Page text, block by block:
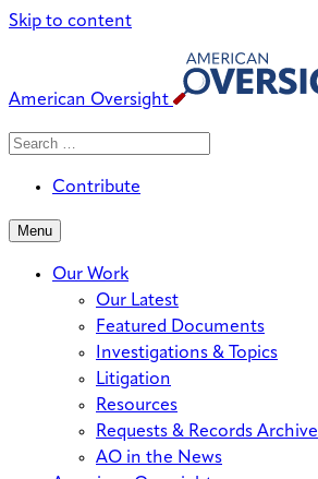
Skip to content
American Oversight
Search
Search
Contribute
Menu
Our Work
Our Latest
Featured Documents
Investigations & Topics
Litigation
Resources
Requests & Records Archive
AO in the News